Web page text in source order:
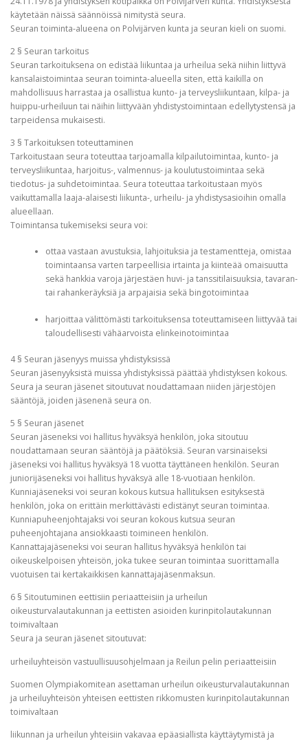
käytetään näissä säännöissä nimitystä seura.
Seuran toiminta-alueena on Polvijärven kunta ja seuran kieli on suomi.
2 § Seuran tarkoitus
Seuran tarkoituksena on edistää liikuntaa ja urheilua sekä niihin liittyvä
kansalaistoimintaa seuran toiminta-alueella siten, että kaikilla on
mahdollisuus harrastaa ja osallistua kunto- ja terveysliikuntaan, kilpa- ja
huippu-urheiluun tai näihin liittyvään yhdistystoimintaan edellytystensä ja
tarpeidensa mukaisesti.
3 § Tarkoituksen toteuttaminen
Tarkoitustaan seura toteuttaa tarjoamalla kilpailutoimintaa, kunto- ja
terveysliikuntaa, harjoitus-, valmennus- ja koulutustoimintaa sekä
tiedotus- ja suhdetoimintaa. Seura toteuttaa tarkoitustaan myös
vaikuttamalla laaja-alaisesti liikunta-, urheilu- ja yhdistysasioihin omalla
alueellaan.
Toimintansa tukemiseksi seura voi:
ottaa vastaan avustuksia, lahjoituksia ja testamentteja, omistaa
toimintaansa varten tarpeellisia irtainta ja kiinteää omaisuutta
sekä hankkia varoja järjestäen huvi- ja tanssitilaisuuksia, tavaran-
tai rahankeräyksiä ja arpajaisia sekä bingotoimintaa
harjoittaa välittömästi tarkoituksensa toteuttamiseen liittyvää tai
taloudellisesti vähäarvoista elinkeinotoimintaa
4 § Seuran jäsenyys muissa yhdistyksissä
Seuran jäsenyyksistä muissa yhdistyksissä päättää yhdistyksen kokous.
Seura ja seuran jäsenet sitoutuvat noudattamaan niiden järjestöjen
sääntöjä, joiden jäsenenä seura on.
5 § Seuran jäsenet
Seuran jäseneksi voi hallitus hyväksyä henkilön, joka sitoutuu
noudattamaan seuran sääntöjä ja päätöksiä. Seuran varsinaiseksi
jäseneksi voi hallitus hyväksyä 18 vuotta täyttäneen henkilön. Seuran
juniorijäseneksi voi hallitus hyväksyä alle 18-vuotiaan henkilön.
Kunniajäseneksi voi seuran kokous kutsua hallituksen esityksestä
henkilön, joka on erittäin merkittävästi edistänyt seuran toimintaa.
Kunniapuheenjohtajaksi voi seuran kokous kutsua seuran
puheenjohtajana ansiokkaasti toimineen henkilön.
Kannattajajäseneksi voi seuran hallitus hyväksyä henkilön tai
oikeuskelpoisen yhteisön, joka tukee seuran toimintaa suorittamalla
vuotuisen tai kertakaikkisen kannattajajäsenmaksun.
6 § Sitoutuminen eettisiin periaatteisiin ja urheilun
oikeusturvalautakunnan ja eettisten asioiden kurinpitolautakunnan
toimivaltaan
Seura ja seuran jäsenet sitoutuvat:
urheiluyhteisön vastuullisuusohjelmaan ja Reilun pelin periaatteisiin
Suomen Olympiakomitean asettaman urheilun oikeusturvalautakunnan
ja urheiluyhteisön yhteisen eettisten rikkomusten kurinpitolautakunnan
toimivaltaan
liikunnan ja urheilun yhteisiin vakavaa epäasiallista käyttäytymistä ja